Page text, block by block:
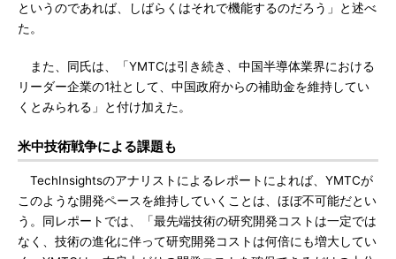
というのであれば、しばらくはそれで機能するのだろう」と述べ
た。
また、同氏は、「YMTCは引き続き、中国半導体業界における
リーダー企業の1社として、中国政府からの補助金を維持してい
くとみられる」と付け加えた。
米中技術戦争による課題も
TechInsightsのアナリストによるレポートによれば、YMTCが
このような開発ペースを維持していくことは、ほぼ不可能だとい
う。同レポートでは、「最先端技術の研究開発コストは一定では
なく、技術の進化に伴って研究開発コストは何倍にも増大してい